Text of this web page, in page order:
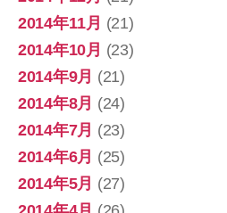
2014年11月 (21)
2014年10月 (23)
2014年9月 (21)
2014年8月 (24)
2014年7月 (23)
2014年6月 (25)
2014年5月 (27)